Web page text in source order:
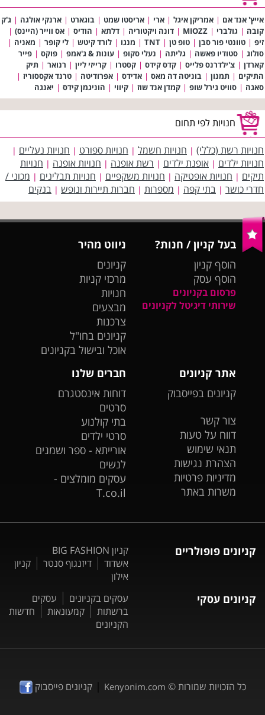
אייץ' אנד אם | אמריקן איגל | ארי | אריסטו שמט | בוגארט | ארנקי אולגה | ג'ק
קובה | גולברי |
MIOZZ
| דונה ויקטוריה | דלתא | הודיס | אס ווייר (היינס) |
זיפ | טוונטי פור סבן | טופ טן |
TNT
| מנגו | לורד קיטש | לי קופר | מאניה |
סולוג | סטודיו פאשה | גליתה | נעלי סקופ | עונות & ג'אמפ | פוקס | פייר
קארדן | צ'ילדרנס פלייס | קדס קידס | קסטרו | קרייזי ליין | רנואר | תיק
התיקים | תמנון | בוניטה דה מאס | אדידס | אפרודיטה | טרנד אקססוריז |
סאגה | סוויט גירל שופ | קמדן אנד שוז | קיווי | הוניגמן קידס | יאנגה
חנויות לפי תחום
חנויות רשת (כללי) | חנויות חשמל | חנויות ספורט | חנויות נעליים |
חנויות ילדים | אופנת ילדים | רשת אופנה | חנויות אופנה | חנויות
תיקים | חנויות אופטיקה | חנויות משקפיים | חנויות תבלינים | מכוני /
חדרי כושר | בתי קפה | מספרות | חברות תיירות ונופש | בנקים
בעל קניון / חנות?
הוסף קניון
הוסף עסק
פרסום בקניונים
שירותי דיגיטל לקניונים
ניווט מהיר
קניונים
מרכזי קניות
חנויות
מבצעים
צרכנות
קניונים בחו"ל
אוכל ובישול בקניונים
אתר קניונים
קניונים בפייסבוק
צור קשר
דווח על טעות
תנאי שימוש
הצהרת נגישות
מדיניות פרטיות
משרות באתר
חברים שלנו
דוחות אינסטגרם
סרטים
בתי קולנוע
סרטי ילדים
אורייתא - ספר ושמנים
לנשים
עסקים מומלצים -
T.co.il
קניונים פופולריים
קניון BIG FASHION
אשדוד
דיזנגוף סנטר
קניון
אילון
קניונים עסקי עסקים בקניונים
עסקים
ברשתות
קמעונאות
חדשות
הקניונים
כל הזכויות שמורות © Kenyonim.com
|קניונים פייסבוק